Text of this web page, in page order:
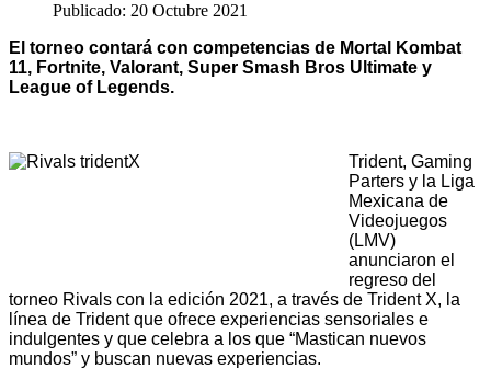
Publicado: 20 Octubre 2021
El torneo contará con competencias de Mortal Kombat
11, Fortnite, Valorant, Super Smash Bros Ultimate y
League of Legends.
Trident, Gaming
Parters y la Liga
Mexicana de
Videojuegos
(LMV)
anunciaron el
regreso del
torneo Rivals con la edición 2021, a través de Trident X, la
línea de Trident que ofrece experiencias sensoriales e
indulgentes y que celebra a los que “Mastican nuevos
mundos” y buscan nuevas experiencias.